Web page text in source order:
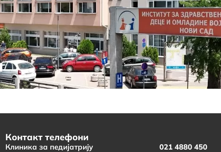
Контакт телефони
Клиника за педијатрију 021 4880 450